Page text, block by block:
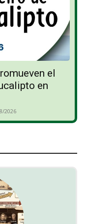
el
en
2026